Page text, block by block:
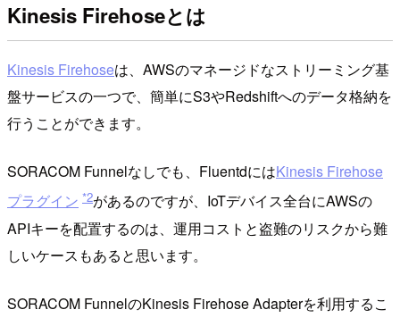
Kinesis Firehoseとは
Kinesis Firehoseは、AWSのマネージドなストリーミング基
盤サービスの一つで、簡単にS3やRedshiftへのデータ格納を
行うことができます。
SORACOM Funnelなしでも、FluentdにはKinesis Firehose
プラグイン *2があるのですが、IoTデバイス全台にAWSの
APIキーを配置するのは、運用コストと盗難のリスクから難
しいケースもあると思います。
SORACOM FunnelのKinesis Firehose Adapterを利用するこ